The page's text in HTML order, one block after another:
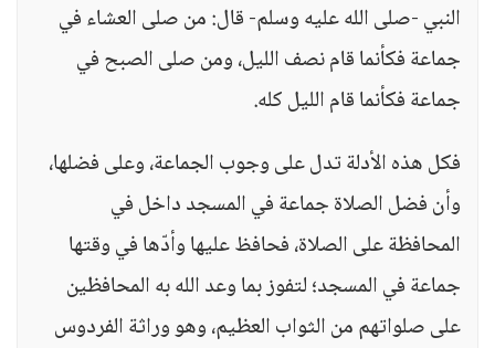
النبي -صلى الله عليه وسلم- قال: من صلى العشاء في
جماعة فكأنما قام نصف الليل، ومن صلى الصبح في
جماعة فكأنما قام الليل كله.
فكل هذه الأدلة تدل على وجوب الجماعة، وعلى فضلها،
وأن فضل الصلاة جماعة في المسجد داخل في
المحافظة على الصلاة، فحافظ عليها وأدّها في وقتها
جماعة في المسجد؛ لتفوز بما وعد الله به المحافظين
على صلواتهم من الثواب العظيم، وهو وراثة الفردوس